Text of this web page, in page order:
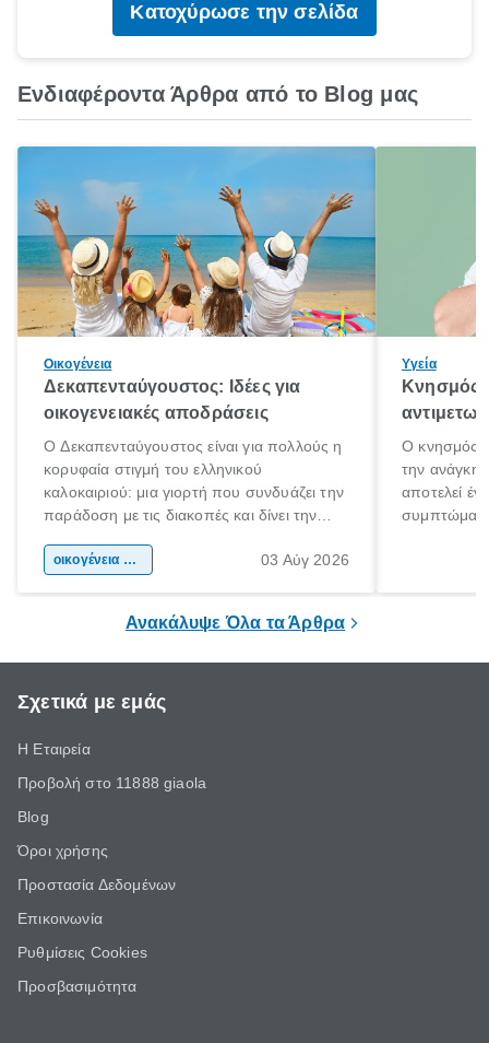
Κατοχύρωσε την σελίδα
Ενδιαφέροντα Άρθρα από το Blog μας
Οικογένεια
Δεκαπενταύγουστος: Ιδέες για
οικογενειακές αποδράσεις
Ο Δεκαπενταύγουστος είναι για πολλούς η
κορυφαία στιγμή του ελληνικού
καλοκαιριού: μια γιορτή που συνδυάζει την
παράδοση με τις διακοπές και δίνει την
χώρας. Είτε πρόκειται για λίγες μέρες
οικογένεια & παιδί 03 Αύγ 2026
Υγεία
Κνησμός:
Ο κνησμός
την ανάγκη
αποτελεί
Ανακάλυψε Όλα τα Άρθρα
Σχετικά με εμάς
Η Εταιρεία
Προβολή στο 11888 giaola
Blog
Όροι χρήσης
Προστασία Δεδομένων
Επικοινωνία
Ρυθμίσεις Cookies
Προσβασιμότητα